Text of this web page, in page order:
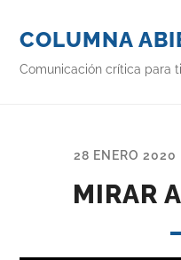
COLUMNA
Comunicación crítica para
28 ENERO 2020
MIRAR